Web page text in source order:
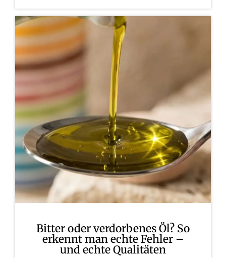
Bitter oder verdorbenes Öl? So
erkennt man echte Fehler –
und echte Qualitäten